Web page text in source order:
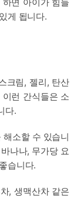
게 됩니다.
크림, 젤리, 탄산
런 간식들은 소
다.
소할 수 있습니
나나, 무가당 요
습니다.
, 생맥산차 같은